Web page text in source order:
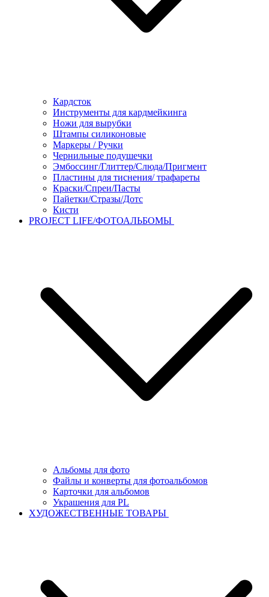
Кардсток
Инструменты для кардмейкинга
Ножи для вырубки
Штампы силиконовые
Маркеры / Ручки
Чернильные подушечки
Эмбоссинг/Глиттер/Слюда/Пригмент
Пластины для тиснения/ трафареты
Краски/Спреи/Пасты
Пайетки/Стразы/Дотс
Кисти
PROJECT LIFE/ФОТОАЛЬБОМЫ
Альбомы для фото
Файлы и конверты для фотоальбомов
Карточки для альбомов
Украшения для PL
ХУДОЖЕСТВЕННЫЕ ТОВАРЫ